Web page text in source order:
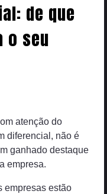
de que
o seu
atenção do
diferencial, não é
ganhado destaque
empresa.
empresas estão